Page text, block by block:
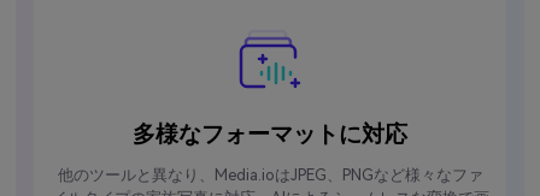
多様なフォーマットに対応
他のツールと異なり、Media.ioはJPEG、PNGなど様々なファ